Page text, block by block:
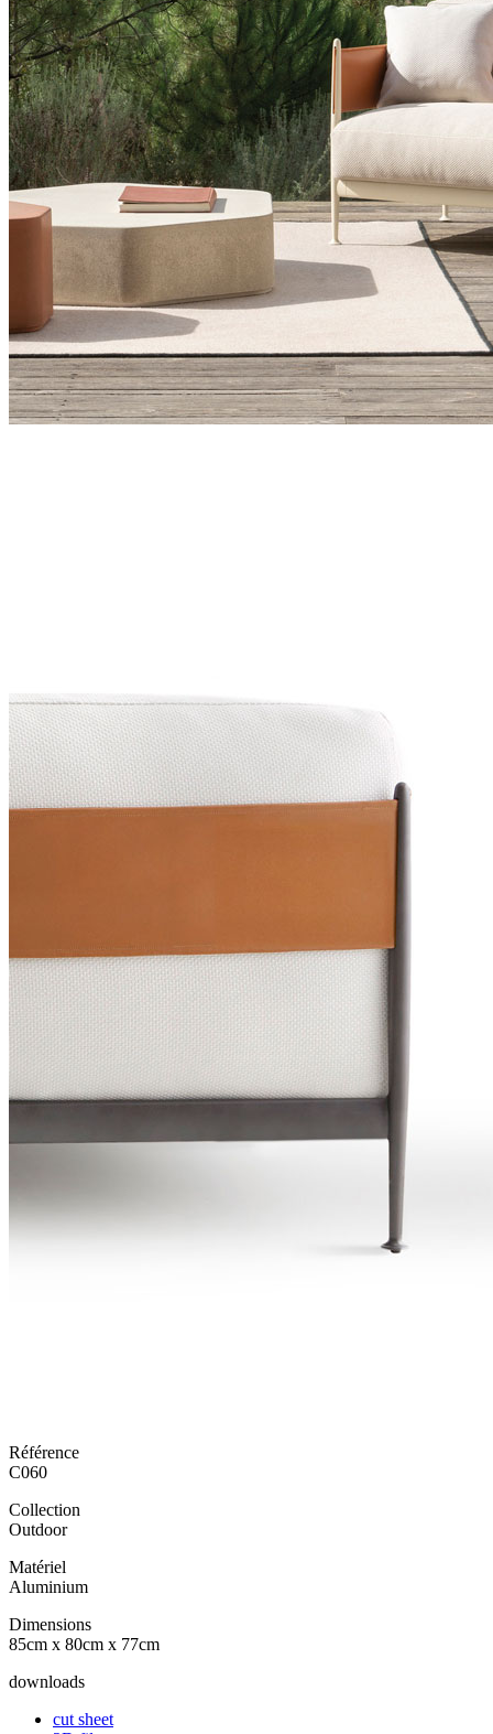
Référence
C060
Collection
Outdoor
Matériel
Aluminium
Dimensions
85cm x 80cm x 77cm
downloads
cut sheet